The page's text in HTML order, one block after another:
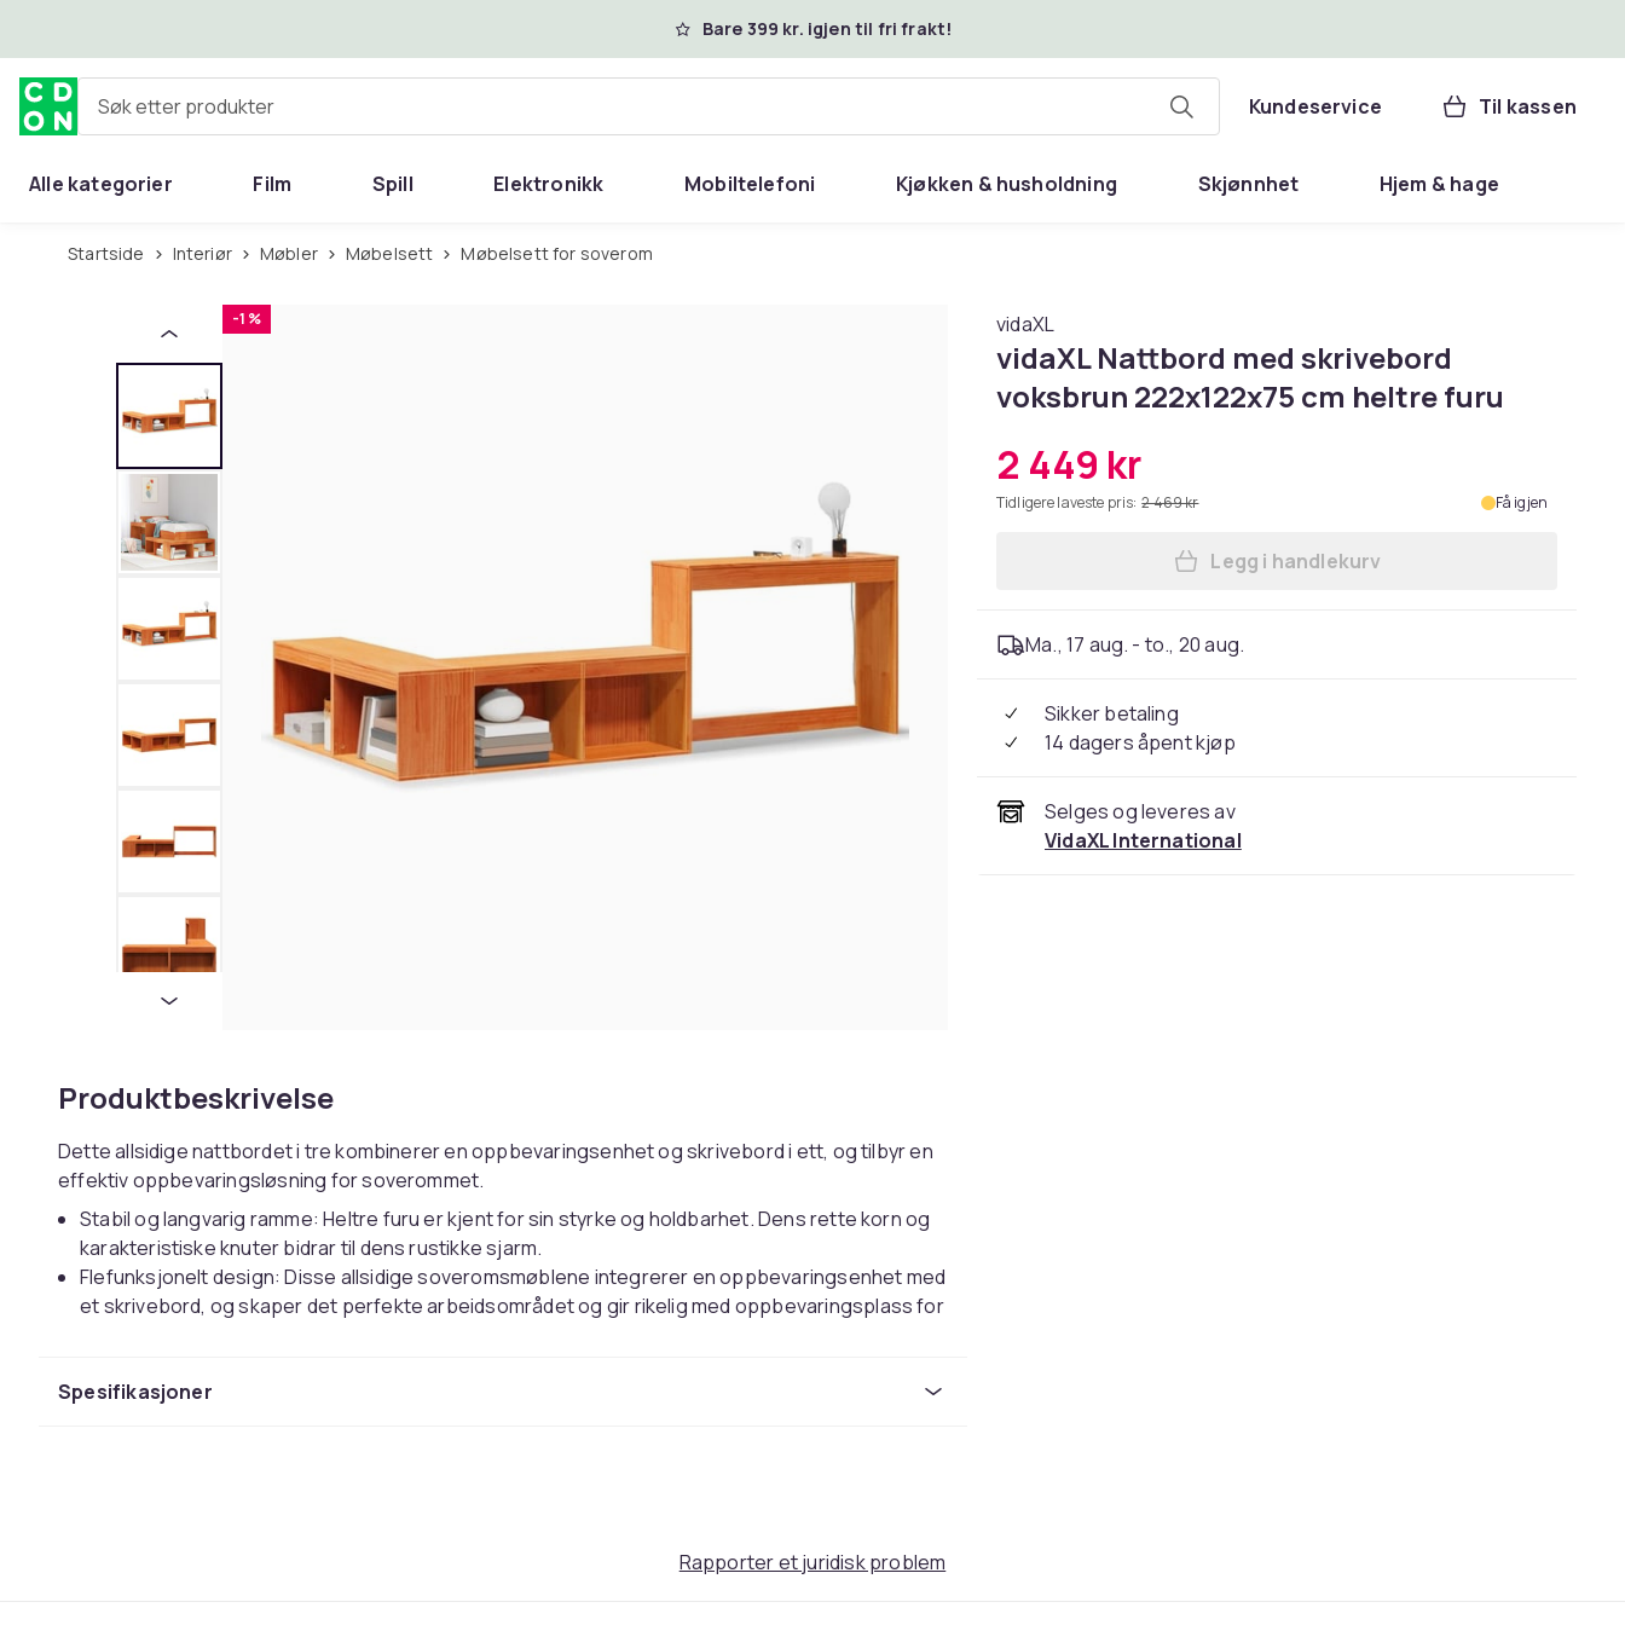
Bare 399 kr. igjen til fri frakt!
Søk etter produkter Kundeservice Til kassen
Alle kategorier Film Spill Elektronikk Mobiltelefoni Kjøkken & husholdning Skjønnhet Hjem & hage
Startside Interiør Møbler Møbelsett Møbelsett for soverom
-1 %
Produktbeskrivelse
Dette allsidige nattbordet i tre kombinerer en oppbevaringsenhet og skrivebord i ett, og tilbyr en
effektiv oppbevaringsløsning for soverommet.
Stabil og langvarig ramme: Heltre furu er kjent for sin styrke og holdbarhet. Dens rette korn og
karakteristiske knuter bidrar til dens rustikke sjarm.
Flefunksjonelt design: Disse allsidige soveromsmøblene integrerer en oppbevaringsenhet med
et skrivebord, og skaper det perfekte arbeidsområdet og gir rikelig med oppbevaringsplass for
kan plassere det på enten venstre eller høyre side for å matche arbeidsområdet.
Leveransen inkluderer et nattbord med kun skrivebord. Sengeramme er ikke inkludert i
Spesifikasjoner
vidaXL
vidaXL Nattbord med skrivebord
voksbrun 222x122x75 cm heltre furu
2 449 kr
Tidligere laveste pris: 2 469 kr Få igjen
Legg vidaXL Nattbord med
Legg i handlekurv
Ma., 17 aug. - to., 20 aug.
Sikker betaling
14 dagers åpent kjøp
Selges og leveres av
VidaXL International
Rapporter et juridisk problem